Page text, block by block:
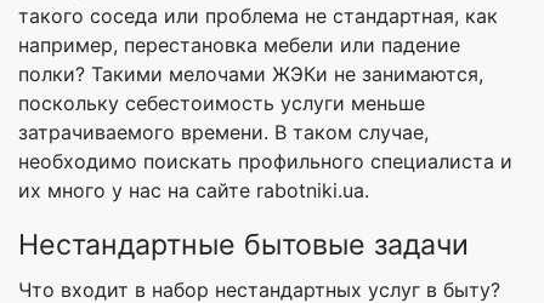
такого соседа или проблема не стандартная, как
например, перестановка мебели или падение
полки? Такими мелочами ЖЭКи не занимаются,
поскольку себестоимость услуги меньше
затрачиваемого времени. В таком случае,
необходимо поискать профильного специалиста и
их много у нас на сайте rabotniki.ua.
Нестандартные бытовые задачи
Что входит в набор нестандартных услуг в быту?